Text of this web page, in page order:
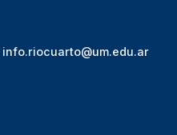
info.riocuarto@um.edu.ar